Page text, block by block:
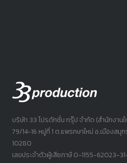
บริษัท 33 โปรดักชั่น กรุ๊ป จำกัด (สำนักงาน
79/14-16 หมู่ที่ 1 ต.แพรกษาใหม่ อ.เมืองสมุ
10280
เลขประจำตัวผู้เสียภาษี 0-1155-62023-